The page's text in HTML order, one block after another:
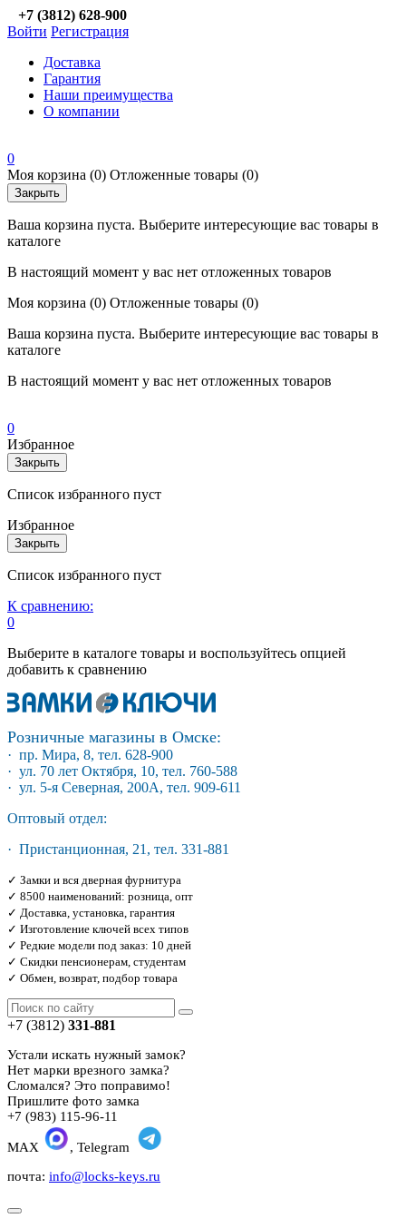
+7 (3812) 628-900
Войти Регистрация
Доставка
Гарантия
Наши преимущества
О компании
0
Моя корзина (0) Отложенные товары (0)
Закрыть
Ваша корзина пуста. Выберите интересующие вас товары в
каталоге
В настоящий момент у вас нет отложенных товаров
Моя корзина (0) Отложенные товары (0)
Ваша корзина пуста. Выберите интересующие вас товары в
каталоге
В настоящий момент у вас нет отложенных товаров
0
Избранное
Закрыть
Список избранного пуст
Избранное
Закрыть
Список избранного пуст
К сравнению:
0
Выберите в каталоге товары и воспользуйтесь опцией
добавить к сравнению
Розничные магазины в Омске:
· пр. Мира, 8, тел. 628-900
· ул. 70 лет Октября, 10, тел. 760-588
· ул. 5-я Северная, 200А, тел. 909-611
Оптовый отдел:
· Пристанционная, 21, тел. 331-881
✓ Замки и вся дверная фурнитура
✓ 8500 наименований: розница, опт
✓ Доставка, установка, гарантия
✓ Изготовление ключей всех типов
✓ Редкие модели под заказ: 10 дней
✓ Скидки пенсионерам, студентам
✓ Обмен, возврат, подбор товара
+7 (3812) 331-881
Устали искать нужный замок?
Нет марки врезного замка?
Сломался? Это поправимо!
Пришлите фото замка
+7 (983) 115-96-11
MAX
, Telegram
почта: info@locks-keys.ru